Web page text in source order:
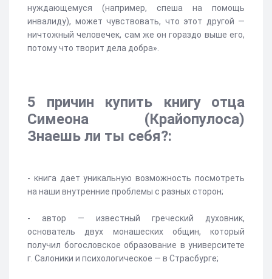
нуждающемуся (например, спеша на помощь
инвалиду), может чувствовать, что этот другой —
ничтожный человечек, сам же он гораздо выше его,
потому что творит дела добра».
5 причин купить книгу отца
Симеона (Крайопулоса)
Знаешь ли ты себя?:
- книга дает уникальную возможность посмотреть
на наши внутренние проблемы с разных сторон;
- автор — известный греческий духовник,
основатель двух монашеских общин, который
получил богословское образование в университете
г. Салоники и психологическое — в Страсбурге;